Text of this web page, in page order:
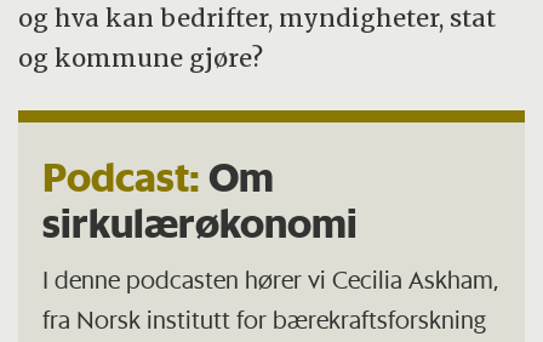
og hva kan bedrifter, myndigheter, stat
og kommune gjøre?
Podcast: Om
sirkulærøkonomi
I denne podcasten hører vi Cecilia Askham,
fra Norsk institutt for bærekraftsforskning